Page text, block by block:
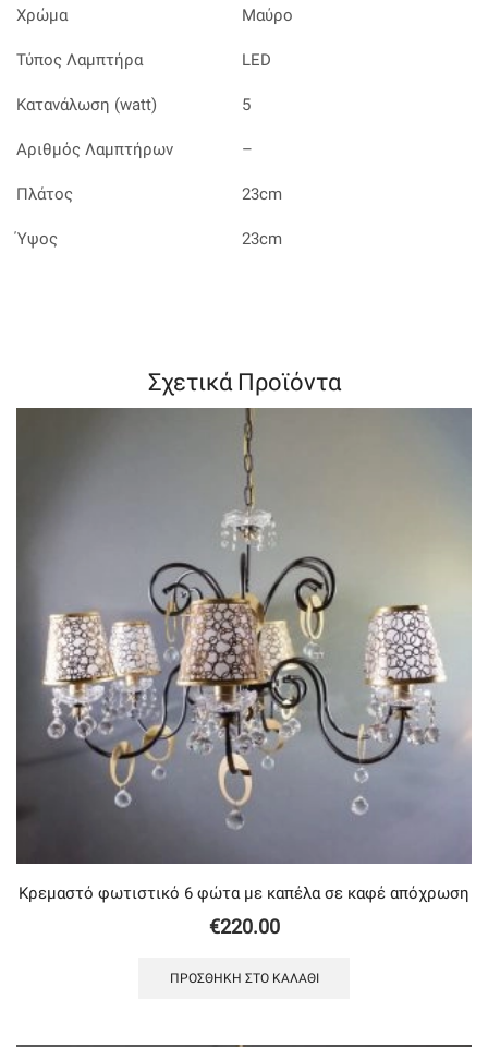
Χρώμα Μαύρο
Τύπος Λαμπτήρα LED
Κατανάλωση (watt) 5
Αριθμός Λαμπτήρων –
Πλάτος 23cm
Ύψος 23cm
Σχετικά Προϊόντα
Κρεμαστό φωτιστικό 6 φώτα με καπέλα σε καφέ απόχρωση
€220.00
ΠΡΟΣΘΉΚΗ ΣΤΟ ΚΑΛΆΘΙ